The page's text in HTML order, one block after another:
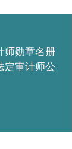
师勋章名册
定审计师公